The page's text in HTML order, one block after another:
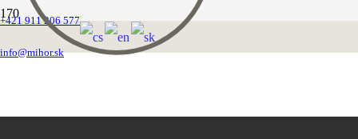
+421 911 206 577
info@mihor.sk
Domovská stránka
Vôdzky nylonové ploché